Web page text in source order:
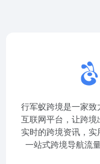
行军蚁跨境是一家
互联网平台，让跨
实时的跨境资讯，
一站式跨境导航流